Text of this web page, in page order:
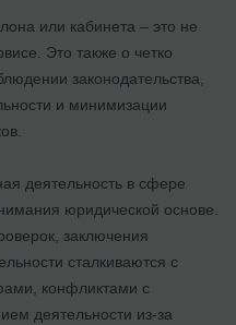
или кабинета – это не
Это также о четко
законодательства,
и минимизации
деятельность в сфере
юридической основе.
заключения
сталкиваются с
конфликтами с
деятельности из-за